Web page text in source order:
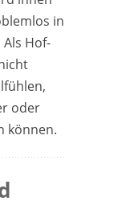
in
Hof-
oder
können.